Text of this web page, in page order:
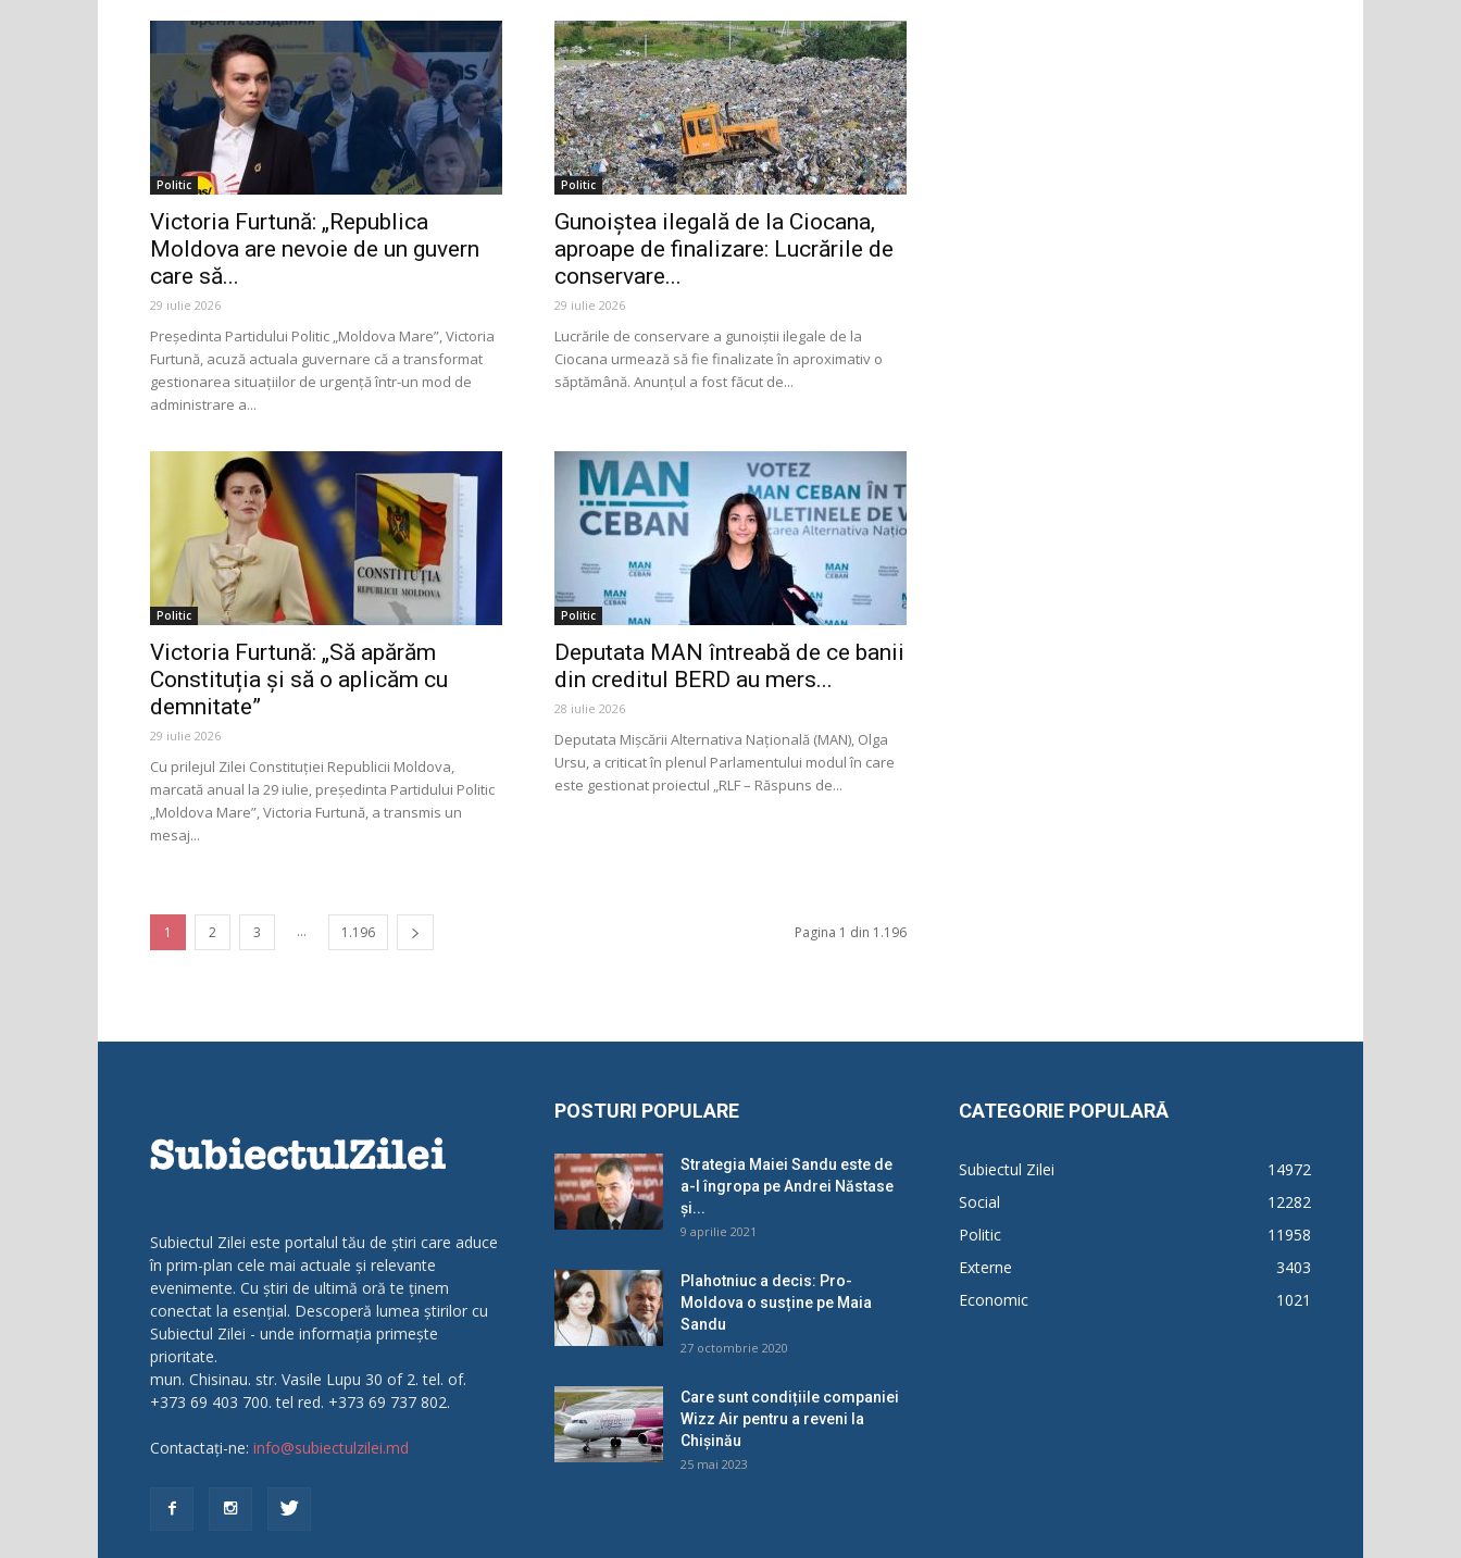
Politic
Victoria Furtună: „Republica
Moldova are nevoie de un guvern
care să...
29 iulie 2026
Președinta Partidului Politic „Moldova Mare”, Victoria
Furtună, acuză actuala guvernare că a transformat
gestionarea situațiilor de urgență într-un mod de
administrare a...
Politic
Gunoiștea ilegală de la Ciocana,
aproape de finalizare: Lucrările de
conservare...
29 iulie 2026
Lucrările de conservare a gunoiștii ilegale de la
Ciocana urmează să fie finalizate în aproximativ o
săptămână. Anunțul a fost făcut de...
Politic
Victoria Furtună: „Să apărăm
Constituția și să o aplicăm cu
demnitate”
29 iulie 2026
Cu prilejul Zilei Constituției Republicii Moldova,
marcată anual la 29 iulie, președinta Partidului Politic
„Moldova Mare”, Victoria Furtună, a transmis un
mesaj...
Politic
Deputata MAN întreabă de ce banii
din creditul BERD au mers...
28 iulie 2026
Deputata Mișcării Alternativa Națională (MAN), Olga
Ursu, a criticat în plenul Parlamentului modul în care
este gestionat proiectul „RLF – Răspuns de...
1 2 3 ... 1.196 Pagina 1 din 1.196
Subiectul Zilei este portalul tău de știri care aduce
în prim-plan cele mai actuale și relevante
evenimente. Cu știri de ultimă oră te ținem
conectat la esențial. Descoperă lumea știrilor cu
Subiectul Zilei - unde informația primește
prioritate.
mun. Chisinau. str. Vasile Lupu 30 of 2. tel. of.
+373 69 403 700. tel red. +373 69 737 802.
Contactați-ne: info@subiectulzilei.md
POSTURI POPULARE
Strategia Maiei Sandu este de
a-l îngropa pe Andrei Năstase
și...
9 aprilie 2021
Plahotniuc a decis: Pro-
Moldova o susține pe Maia
Sandu
27 octombrie 2020
Care sunt condițiile companiei
Wizz Air pentru a reveni la
Chișinău
25 mai 2023
CATEGORIE POPULARĂ
Subiectul Zilei
14972
Social
12282
Politic
11958
Externe
3403
Economic
1021